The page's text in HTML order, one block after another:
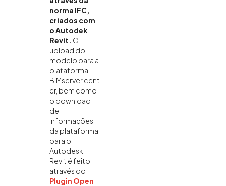
norma IFC,
criados com
o Autodek
Revit. O
upload do
modelo para a
plataforma
BIMserver.cent
er, bem como
o download
de
informações
da plataforma
para o
Autodesk
Revit é feito
através do
Plugin Open